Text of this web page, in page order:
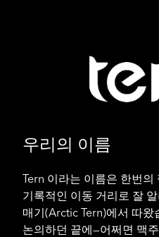
우리의 이름
Tern 이라는 이름은 한번
기록적인 이동 거리로 잘
매기(Arctic Tern)에서 따왔
논의하던 끝에—어쩌면 맥